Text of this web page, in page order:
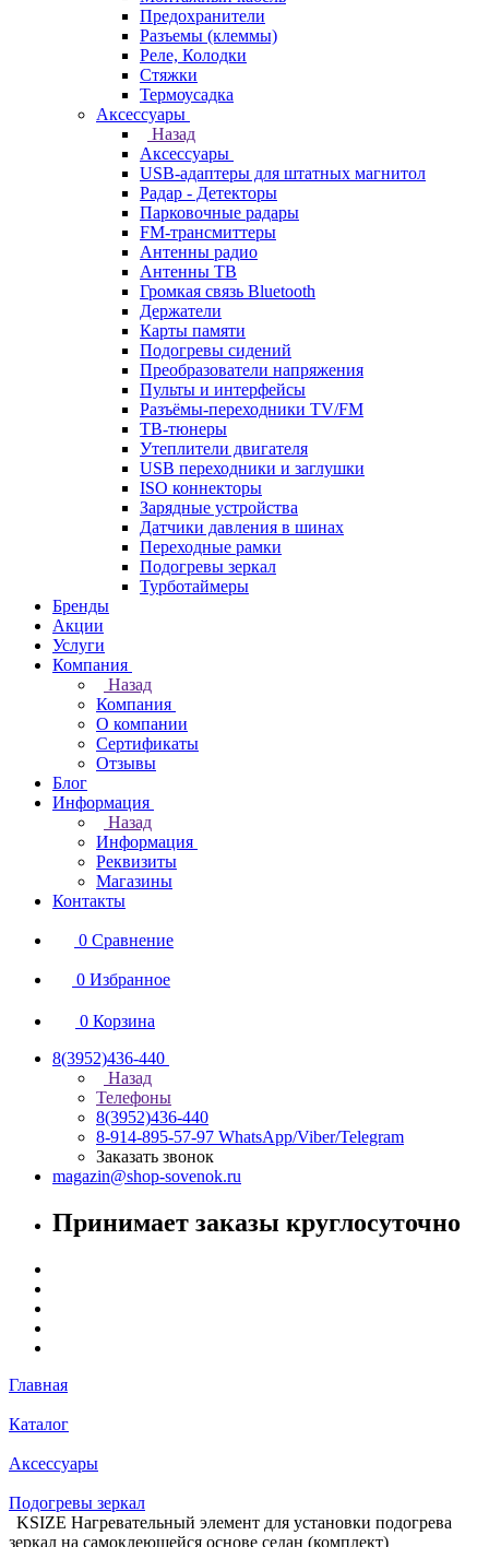
Предохранители
Разъемы (клеммы)
Реле, Колодки
Стяжки
Термоусадка
Аксессуары
Назад
Аксессуары
USB-адаптеры для штатных магнитол
Радар - Детекторы
Парковочные радары
FM-трансмиттеры
Антенны радио
Антенны ТВ
Громкая связь Bluetooth
Держатели
Карты памяти
Подогревы сидений
Преобразователи напряжения
Пульты и интерфейсы
Разъёмы-переходники TV/FM
ТВ-тюнеры
Утеплители двигателя
USB переходники и заглушки
ISO коннекторы
Зарядные устройства
Датчики давления в шинах
Переходные рамки
Подогревы зеркал
Турботаймеры
Бренды
Акции
Услуги
Компания
Назад
Компания
О компании
Сертификаты
Отзывы
Блог
Информация
Назад
Информация
Реквизиты
Магазины
Контакты
0 Сравнение
0 Избранное
0 Корзина
8(3952)436-440
Назад
Телефоны
8(3952)436-440
8-914-895-57-97 WhatsApp/Viber/Telegram
Заказать звонок
magazin@shop-sovenok.ru
Принимает заказы круглосуточно
Главная
Каталог
Аксессуары
Подогревы зеркал
KSIZE Нагревательный элемент для установки подогрева
зеркал на самоклеющейся основе седан (комплект)